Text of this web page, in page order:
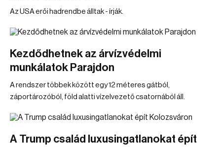
Az USA erői hadrendbe álltak - írják.
Kezdődhetnek az árvízvédelmi
munkálatok Parajdon
A rendszer többek között egy 12 méteres gátból,
záportározóból, föld alatti vízelvezető csatornából áll.
A Trump család luxusingatlanokat épít